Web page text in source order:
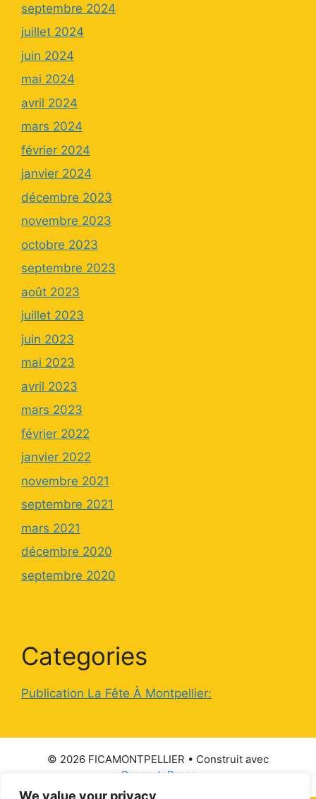
We value your privacy
septembre 2024
juillet 2024
juin 2024
mai 2024
avril 2024
mars 2024
février 2024
janvier 2024
décembre 2023
novembre 2023
octobre 2023
septembre 2023
août 2023
juillet 2023
juin 2023
mai 2023
avril 2023
mars 2023
février 2022
janvier 2022
novembre 2021
septembre 2021
mars 2021
décembre 2020
septembre 2020
Categories
Publication La Fête À Montpellier:
© 2026 FICAMONTPELLIER • Construit avec
GeneratePress